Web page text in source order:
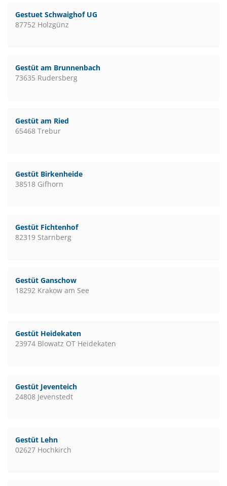
Gestuet Schwaighof UG
87752 Holzgünz
Gestüt am Brunnenbach
73635 Rudersberg
Gestüt am Ried
65468 Trebur
Gestüt Birkenheide
38518 Gifhorn
Gestüt Fichtenhof
82319 Starnberg
Gestüt Ganschow
18292 Krakow am See
Gestüt Heidekaten
23974 Blowatz OT Heidekaten
Gestüt Jeventeich
24808 Jevenstedt
Gestüt Lehn
02627 Hochkirch